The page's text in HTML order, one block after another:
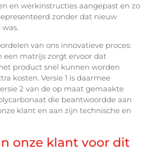
en werkinstructies aangepast en zo
zonder dat nieuw
van ons innovatieve proces:
een matrijs zorgt ervoor dat
product snel kunnen worden
kosten. Versie 1 is daarmee
2 van de op maat gemaakte
die beantwoordde aan
klant en aan zijn technische en
onze klant voor dit